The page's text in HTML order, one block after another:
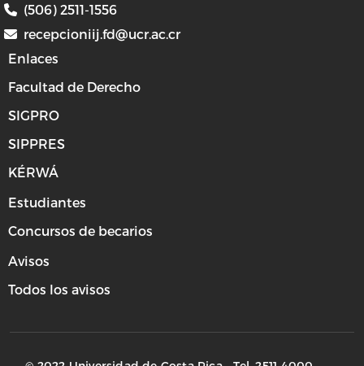
(506) 2511-1556
recepcioniij.fd@ucr.ac.cr
Enlaces
Facultad de Derecho
SIGPRO
SIPPRES
KÉRWÁ
Estudiantes
Concursos de becarios
Avisos
Todos los avisos